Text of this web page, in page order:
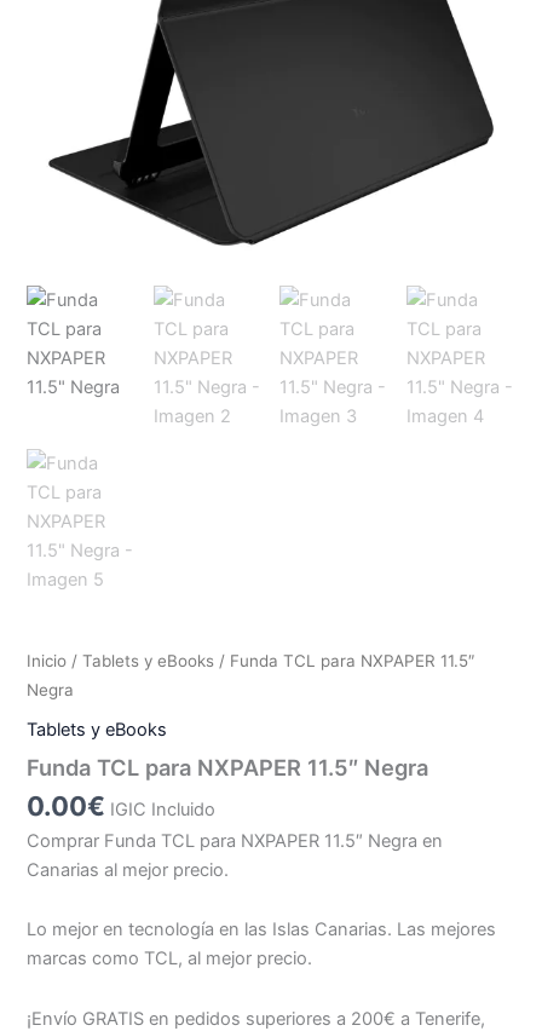
Inicio /Tablets y eBooks / Funda TCL para NXPAPER 11.5″
Negra
Tablets y eBooks
Funda TCL para NXPAPER 11.5″ Negra
0.00€ IGIC Incluido
Comprar Funda TCL para NXPAPER 11.5″ Negra en
Canarias al mejor precio.
Lo mejor en tecnología en las Islas Canarias. Las mejores
marcas como TCL, al mejor precio.
¡Envío GRATIS en pedidos superiores a 200€ a Tenerife,